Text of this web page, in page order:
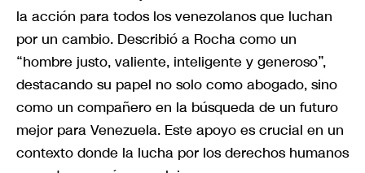
la acción para todos los venezolanos que luchan
por un cambio. Describió a Rocha como un
“hombre justo, valiente, inteligente y generoso”,
destacando su papel no solo como abogado, sino
como un compañero en la búsqueda de un futuro
mejor para Venezuela. Este apoyo es crucial en un
contexto donde la lucha por los derechos humanos